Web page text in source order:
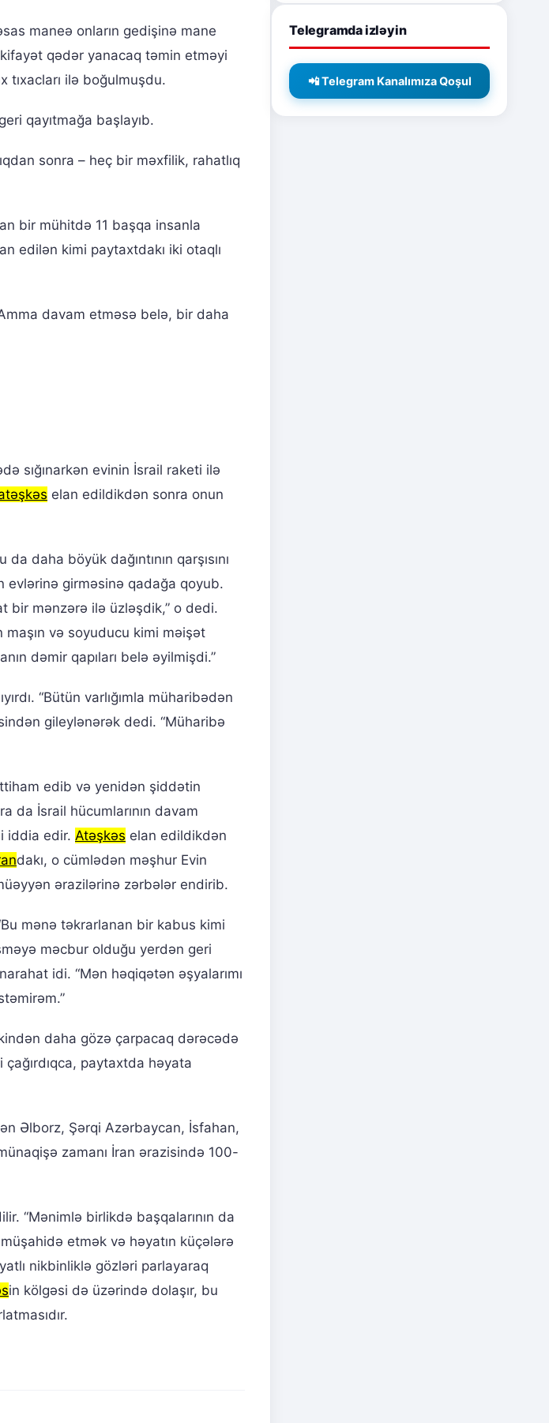
maneə onların gedişinə mane
qədər yanacaq təmin etməyi
tıxacları ilə boğulmuşdu.
qayıtmağa başlayıb.
sonra – heç bir məxfilik, rahatlıq
bir mühitdə 11 başqa insanla
edilən kimi paytaxtdakı iki otaqlı
davam etməsə belə, bir daha
sığınarkən evinin İsrail raketi ilə
elan edildikdən sonra onun
daha böyük dağıntının qarşısını
girməsinə qadağa qoyub.
bir mənzərə ilə üzləşdik,” o dedi.
maşın və soyuducu kimi məişət
dəmir qapıları belə əyilmişdi.”
“Bütün varlığımla müharibədən
gileylənərək dedi. “Müharibə
edib və yenidən şiddətin
da İsrail hücumlarının davam
iddia edir. Atəşkəs elan edildikdən
dakı, o cümlədən məşhur Evin
ərazilərinə zərbələr endirib.
mənə təkrarlanan bir kabus kimi
məcbur olduğu yerdən geri
idi. “Mən həqiqətən əşyalarımı
daha gözə çarpacaq dərəcədə
paytaxtda həyata
Əlborz, Şərqi Azərbaycan, İsfahan,
zamanı İran ərazisində 100-
“Mənimlə birlikdə başqalarının da
müşahidə etmək və həyatın küçələrə
nikbinliklə gözləri parlayaraq
in kölgəsi də üzərində dolaşır, bu
Telegramda izləyin
📲 Telegram Kanalımıza Qoşul